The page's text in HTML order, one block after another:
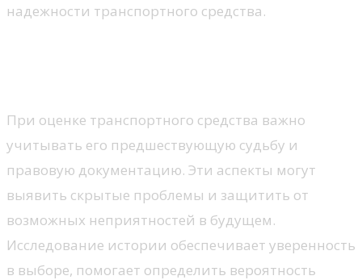
надежности транспортного средства.
При оценке транспортного средства важно
учитывать его предшествующую судьбу и
правовую документацию. Эти аспекты могут
выявить скрытые проблемы и защитить от
возможных неприятностей в будущем.
Исследование истории обеспечивает уверенность
в выборе, помогает определить вероятность